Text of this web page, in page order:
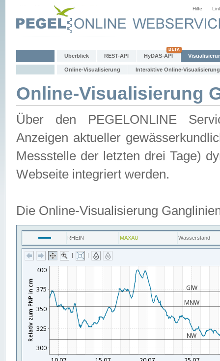
Hilfe
Überblick REST-API HyDAS-API
Online-Visualisierung Interaktive Online-Visualisierung
Online-Visualisierung
Über den PEGELONLINE
Anzeigen aktueller
Messstelle der letzten drei Tage)
Webseite integriert werden.
Die Online-Visualisierung